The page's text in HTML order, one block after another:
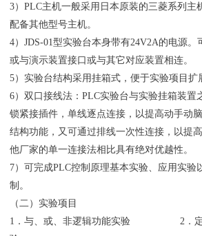
3）PLC主机一般采用日本原装的三菱系列主
配备其他型号主机。
4）JDS-01型实验台本身带有24V2A的电源
或与演示装置接口或与其它对应装置相连。
5）实验台结构采用挂箱式，便于实验项目扩
6）双口接线法：PLC实验台与实验挂箱装置
锁紧接插件，单线逐点连接，以提高动手动
结构功能，又可通过排线一次性连接，以提
他厂家的单一连接法相比具有绝对优越性。
7）可完成PLC控制原理基本实验、应用实验
制。
（二）实验项目
1．与、或、非逻辑功能实验 2．定